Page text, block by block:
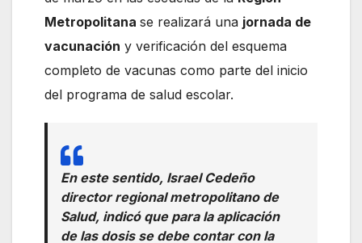
Metropolitana se realizará una jornada de
vacunación y verificación del esquema
completo de vacunas como parte del inicio
del programa de salud escolar.
En este sentido, Israel Cedeño
director regional metropolitano de
Salud, indicó que para la aplicación
de las dosis se debe contar con la